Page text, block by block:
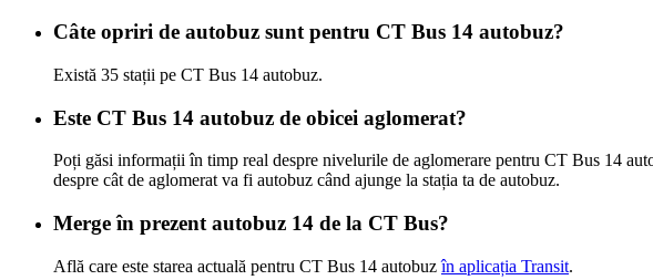
Câte opriri de autobuz sunt pentru CT Bus 14 autobuz?
Există 35 stații pe CT Bus 14 autobuz.
Este CT Bus 14 autobuz de obicei aglomerat?
Poți găsi informații în timp real despre nivelurile de aglomerare pentru CT Bus 14
despre cât de aglomerat va fi autobuz când ajunge la stația ta de autobuz.
Merge în prezent autobuz 14 de la CT Bus?
Află care este starea actuală pentru CT Bus 14 autobuzîn aplicația Transit.